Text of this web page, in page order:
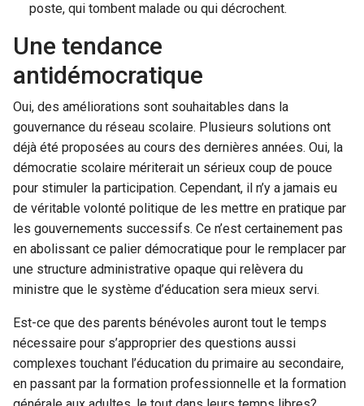
poste, qui tombent malade ou qui décrochent.
Une tendance
antidémocratique
Oui, des améliorations sont souhaitables dans la
gouvernance du réseau scolaire. Plusieurs solutions ont
déjà été proposées au cours des dernières années. Oui, la
démocratie scolaire mériterait un sérieux coup de pouce
pour stimuler la participation. Cependant, il n’y a jamais eu
de véritable volonté politique de les mettre en pratique par
les gouvernements successifs. Ce n’est certainement pas
en abolissant ce palier démocratique pour le remplacer par
une structure administrative opaque qui relèvera du
ministre que le système d’éducation sera mieux servi.
Est-ce que des parents bénévoles auront tout le temps
nécessaire pour s’approprier des questions aussi
complexes touchant l’éducation du primaire au secondaire,
en passant par la formation professionnelle et la formation